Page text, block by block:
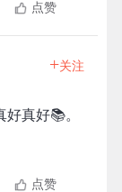
点赞
+关注
真好📚。
点赞